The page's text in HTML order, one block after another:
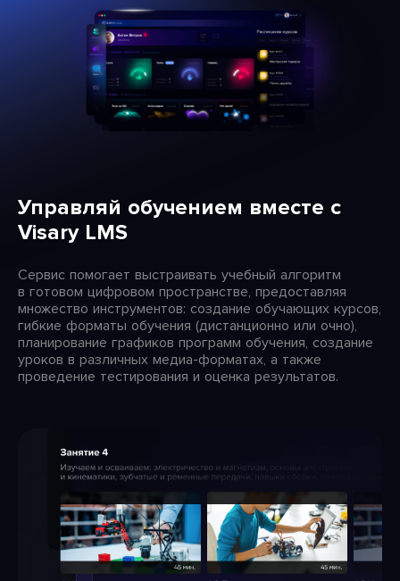
Управляй обучением вместе с
Visary LMS
Сервис помогает выстраивать учебный алгоритм
в готовом цифровом пространстве, предоставляя
множество инструментов: создание обучающих курсов,
гибкие форматы обучения (дистанционно или очно),
планирование графиков программ обучения, создание
уроков в различных медиа-форматах, а также
проведение тестирования и оценка результатов.